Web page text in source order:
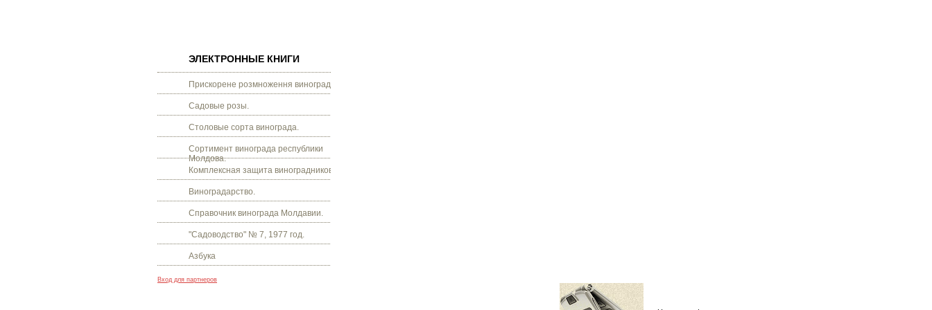
ЭЛЕКТРОННЫЕ КНИГИ
Прискорене розмноження винограду.
Садовые розы.
Столовые сорта винограда.
Сортимент винограда республики
Молдова.
Комплексная защита виноградников.
Виноградарство.
Справочник винограда Молдавии.
"Садоводство" № 7, 1977 год.
Азбука
Вход для партнеров